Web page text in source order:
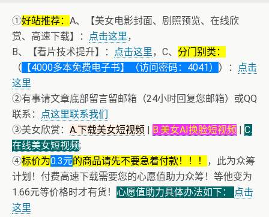
①好站推荐： A、【美女电影封面、剧照预览、在线欣
赏、高速下载】：
点击这里，
B、【看片技术提升】：
点击这里，C、 分门别类：
（ 【4000多本免费电子书】（访问密码：4041） ）：
点击
这里
②有事请文章底部留言留邮箱（24小时回复您邮箱）或QQ
联系：
点这里联系我们
③美女欣赏： A.下载美女短视频 | B.美女AI换脸短视频 | C.
在线美女短视频;
④标价为0.3元的商品请先不要急着付款！！！
，此为众筹
计划！付费高速下载需要您的心愿值助力众筹！等他变为
1.66元等价格时才有货！ 心愿值助力具体办法如下：
点击
这里